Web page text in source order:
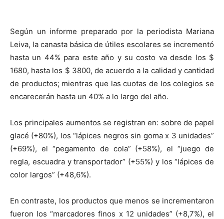
Según un informe preparado por la periodista Mariana
Leiva, la canasta básica de útiles escolares se incrementó
hasta un 44% para este año y su costo va desde los $
1680, hasta los $ 3800, de acuerdo a la calidad y cantidad
de productos; mientras que las cuotas de los colegios se
encarecerán hasta un 40% a lo largo del año.
Los principales aumentos se registran en: sobre de papel
glacé (+80%), los “lápices negros sin goma x 3 unidades”
(+69%), el “pegamento de cola” (+58%), el “juego de
regla, escuadra y transportador” (+55%) y los “lápices de
color largos” (+48,6%).
En contraste, los productos que menos se incrementaron
fueron los “marcadores finos x 12 unidades” (+8,7%), el